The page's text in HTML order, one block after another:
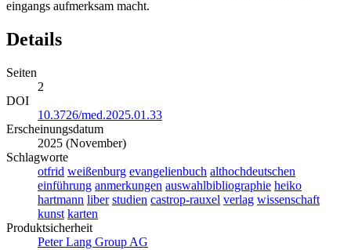
eingangs aufmerksam macht.
Details
Seiten
2
DOI
10.3726/med.2025.01.33
Erscheinungsdatum
2025 (November)
Schlagworte
otfrid weißenburg evangelienbuch althochdeutschen
einführung anmerkungen auswahlbibliographie heiko
hartmann liber studien castrop-rauxel verlag wissenschaft
kunst karten
Produktsicherheit
Peter Lang Group AG